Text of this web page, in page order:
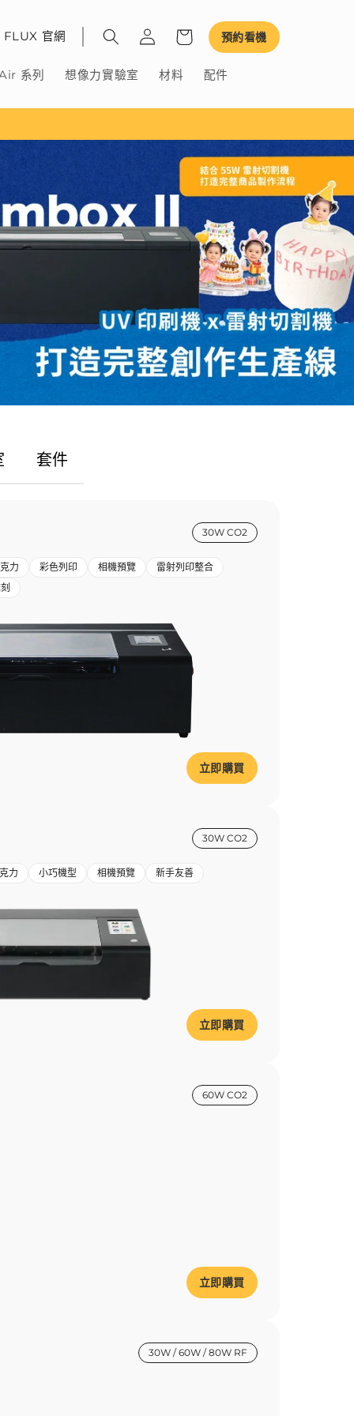
系列 想像力實驗室 材料 配件
FLUX 官網 預約看機
套件
30W CO2
力 彩色列印 相機預覽
雷射列印整合
立即購買
30W CO2
力 小巧機型 相機預覽 新手友善
立即購買
60W CO2
立即購買
30W / 60W / 80W RF